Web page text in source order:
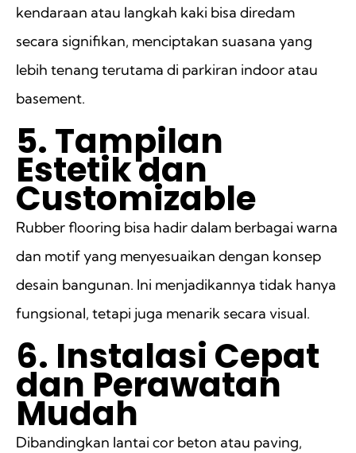
kendaraan atau langkah kaki bisa diredam
secara signifikan, menciptakan suasana yang
lebih tenang terutama di parkiran indoor atau
basement.
5. Tampilan
Estetik dan
Customizable
Rubber flooring bisa hadir dalam berbagai warna
dan motif yang menyesuaikan dengan konsep
desain bangunan. Ini menjadikannya tidak hanya
fungsional, tetapi juga menarik secara visual.
6. Instalasi Cepat
dan Perawatan
Mudah
Dibandingkan lantai cor beton atau paving,